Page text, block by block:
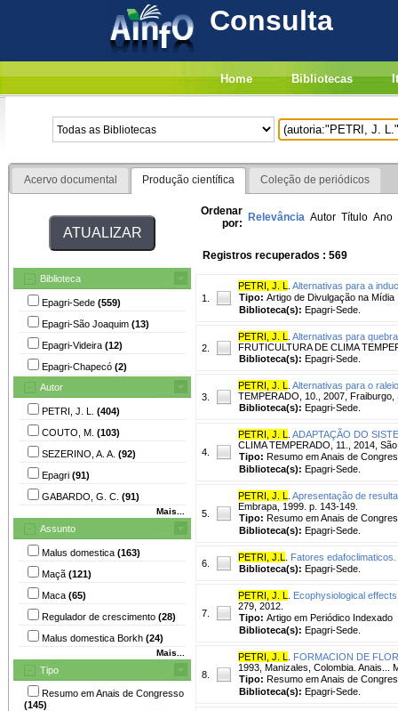
Consulta
Home Bibliotecas
Acervo documental Produção científica Coleção de periódicos
Biblioteca
Epagri-Sede (559)
Epagri-São Joaquim (13)
Epagri-Videira (12)
Epagri-Chapecó (2)
Autor
PETRI, J. L. (404)
COUTO, M. (103)
SEZERINO, A. A. (92)
Epagri (91)
GABARDO, G. C. (91)
Mais...
Assunto
Malus domestica (163)
Maçã (121)
Maca (65)
Regulador de crescimento (28)
Malus domestica Borkh (24)
Mais...
Tipo
Resumo em Anais de Congresso
(145)
Ordenar
por: Relevância Autor Título Ano
Registros recuperados : 569
1.
PETRI, J. L
Alternativas para a
Tipo: Artigo de Divulgação na Mídia
Biblioteca(s): Epagri-Sede.
2.
PETRI, J. L
Alternativas para
FRUTICULTURA DE CLIMA
Biblioteca(s): Epagri-Sede.
3.
PETRI, J. L
Alternativas para o
TEMPERADO, 10., 2007,
Biblioteca(s): Epagri-Sede.
4.
PETRI, J. L
ADAPTAÇÃO DO
CLIMA TEMPERADO, 11., 2014,
Tipo: Resumo em Anais de
Biblioteca(s): Epagri-Sede.
5.
PETRI, J. L
Apresentação de
Embrapa, 1999. p. 143-149.
Tipo: Resumo em Anais de
Biblioteca(s): Epagri-Sede.
6.
PETRI, J.L Fatores edafoclimaticos.
Biblioteca(s): Epagri-Sede.
7.
PETRI, J. L
Ecophysiological
279, 2012.
Tipo: Artigo em Periódico Indexado
Biblioteca(s): Epagri-Sede.
8.
PETRI, J. L
FORMACION DE
1993, Manizales, Colombia. Anais...
Tipo: Resumo em Anais de
Biblioteca(s): Epagri-Sede.